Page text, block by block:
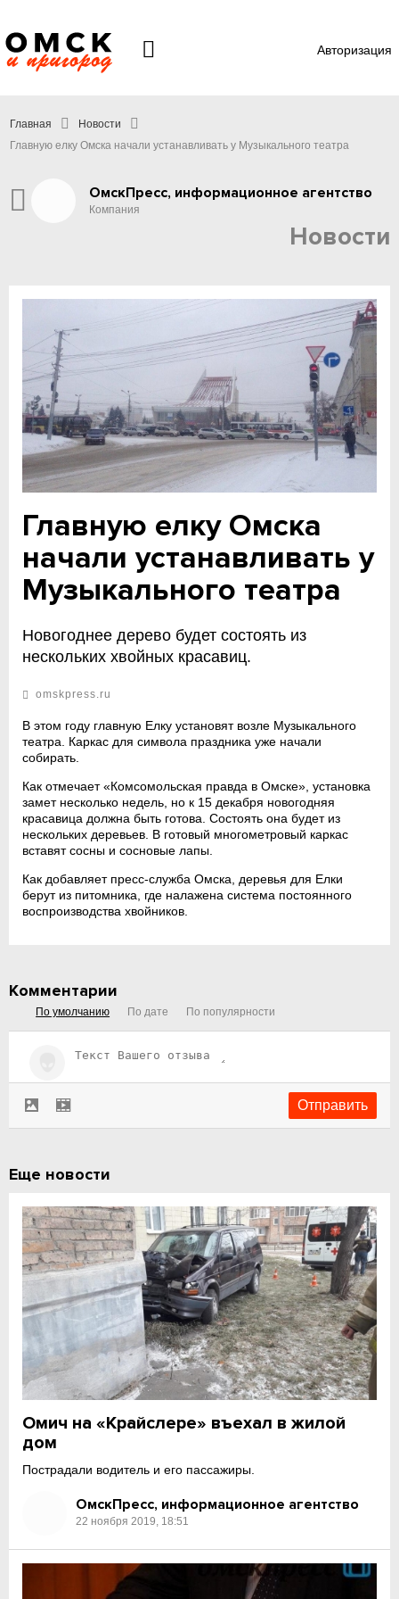
Авторизация
Главная
Новости
Главную елку Омска начали устанавливать у Музыкального театра
ОмскПресс, информационное агентство
Компания
Новости
Главную елку Омска
начали устанавливать у
Музыкального театра
Новогоднее дерево будет состоять из
нескольких хвойных красавиц.
omskpress.ru
В этом году главную Елку установят возле Музыкального
театра. Каркас для символа праздника уже начали
собирать.
Как отмечает «Комсомольская правда в Омске», установка
замет несколько недель, но к 15 декабря новогодняя
красавица должна быть готова. Состоять она будет из
нескольких деревьев. В готовый многометровый каркас
вставят сосны и сосновые лапы.
Как добавляет пресс-служба Омска, деревья для Елки
берут из питомника, где налажена система постоянного
воспроизводства хвойников.
Комментарии
По умолчанию По дате По популярности
Еще новости
Омич на «Крайслере» въехал в жилой
дом
Пострадали водитель и его пассажиры.
ОмскПресс, информационное агентство
22 ноября 2019, 18:51